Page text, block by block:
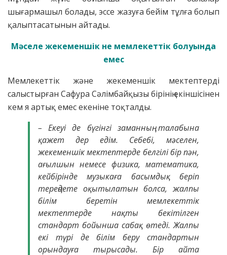
шығармашыл болады, эссе жазуға бейім тұлға болып
қалыптасатынын айтады.
Мәселе жекеменшік не мемлекеттік болуында
емес
Мемлекеттік және жекеменшік мектептерді
салыстырған Сафура Сәлімбайқызы бірінің екіншісінен
кем я артық емес екеніне тоқталды.
– Екеуі де бүгінгі заманның талабына
қажет дер едім. Себебі, мәселен,
жекеменшік мектептерде белгілі бір пән,
ағылшын немесе физика, математика,
кейбірінде музыкаға басымдық беріп
тереңдете оқытылатын болса, жалпы
білім беретін мемлекеттік
мектептерде нақты бекітілген
стандарт бойынша сабақ өтеді. Жалпы
екі түрі де білім беру стандартын
орындауға тырысады. Бір айта